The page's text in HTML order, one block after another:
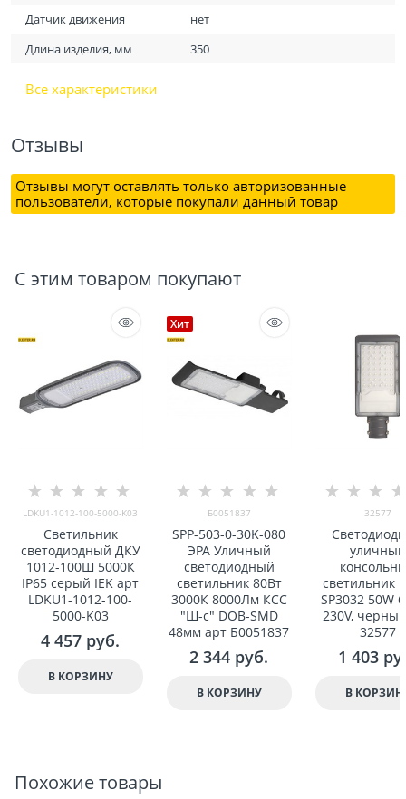
Датчик движения
нет
Длина изделия, мм
350
Все характеристики
Отзывы
Отзывы могут оставлять только авторизованные
пользователи, которые покупали данный товар
С этим товаром покупают
LDKU1-1012-100-5000-K03
Светильник
светодиодный ДКУ
1012-100Ш 5000К
IP65 серый IEK арт
LDKU1-1012-100-
5000-K03
4 457 руб.
В КОРЗИНУ
Хит
Б0051837
SPP-503-0-30K-080
ЭРА Уличный
светодиодный
светильник 80Вт
3000К 8000Лм КСС
"Ш-с" DOB-SMD
48мм арт Б0051837
2 344 руб.
В КОРЗИНУ
32577
уличный
светильник
SP3032 50W
230V,
32577
1 403
В
Похожие товары